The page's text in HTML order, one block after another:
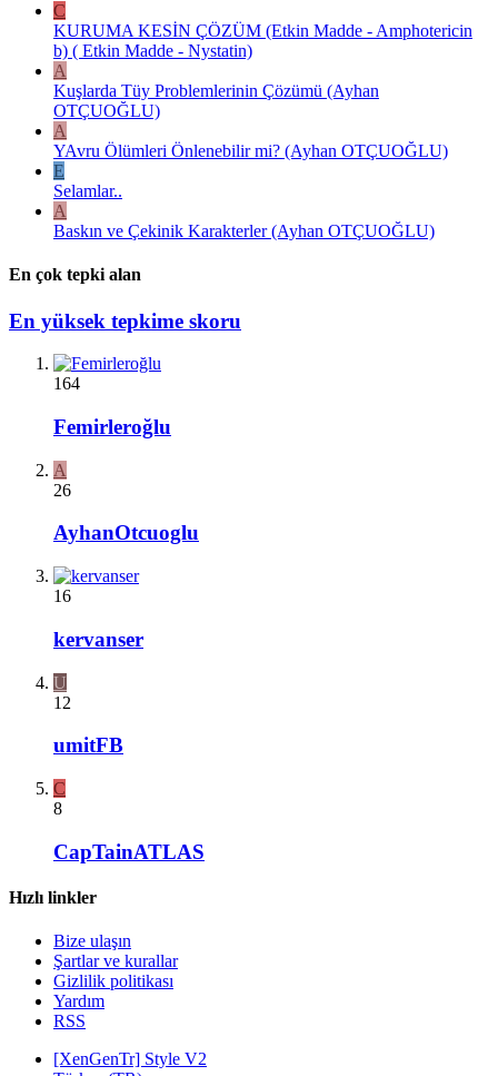
C
KURUMA KESİN ÇÖZÜM (Etkin Madde - Amphotericin
b) ( Etkin Madde - Nystatin)
A
Kuşlarda Tüy Problemlerinin Çözümü (Ayhan
OTÇUOĞLU)
A
YAvru Ölümleri Önlenebilir mi? (Ayhan OTÇUOĞLU)
E
Selamlar..
A
Baskın ve Çekinik Karakterler (Ayhan OTÇUOĞLU)
En çok tepki alan
En yüksek tepkime skoru
164
Femirleroğlu
A
26
AyhanOtcuoglu
16
kervanser
U
12
umitFB
C
8
CapTainATLAS
Hızlı linkler
Bize ulaşın
Şartlar ve kurallar
Gizlilik politikası
Yardım
RSS
[XenGenTr] Style V2